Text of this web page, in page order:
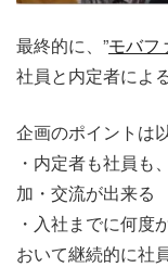
最終的に、”モバフ
社員と内定者によ
企画のポイントは
・内定者も社員も
加・交流が出来る
・入社までに何度
おいて継続的に社